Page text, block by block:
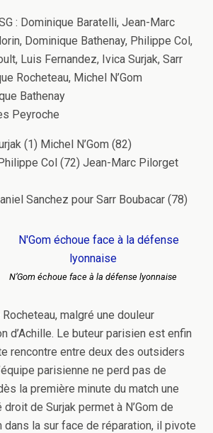
: Dominique Baratelli, Jean-Marc
Dominique Bathenay, Philippe Col,
Luis Fernandez, Ivica Surjak, Sarr
Rocheteau, Michel N’Gom
Bathenay
Peyroche
(1) Michel N’Gom (82)
Col (72) Jean-Marc Pilorget
Sanchez pour Sarr Boubacar (78)
N’Gom échoue face à la défense lyonnaise
malgré une douleur
d’Achille. Le buteur parisien est enfin
rencontre entre deux des outsiders
parisienne ne perd pas de
la première minute du match une
de Surjak permet à N’Gom de
dans la sur face de réparation, il pivote